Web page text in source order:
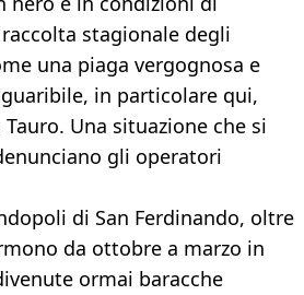
stagionale degli
una piaga vergognosa e
in particolare qui,
Una situazione che si
gli operatori
di San Ferdinando, oltre
da ottobre a marzo in
ormai baracche